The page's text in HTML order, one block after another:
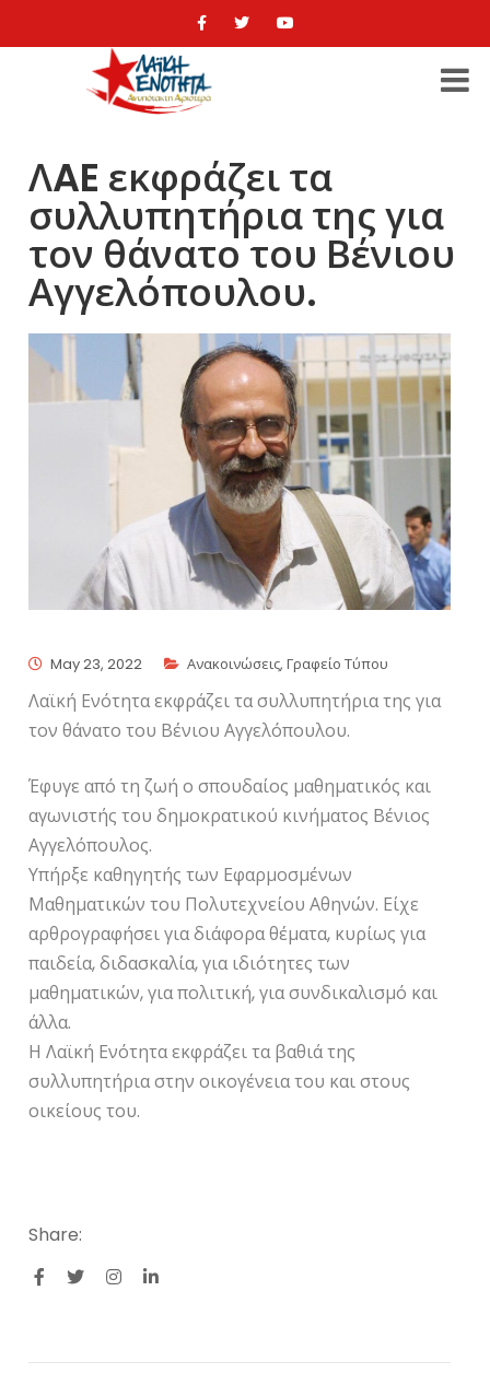
ΛAE εκφράζει τα
συλλυπητήρια της για
τον θάνατο του Βένιου
Αγγελόπουλου.
May 23, 2022 Ανακοινώσεις,Γραφείο Τύπου
Λαϊκή Ενότητα εκφράζει τα συλλυπητήρια της για
τον θάνατο του Βένιου Αγγελόπουλου.
Έφυγε από τη ζωή ο σπουδαίος μαθηματικός και
αγωνιστής του δημοκρατικού κινήματος Βένιος
Αγγελόπουλος.
Υπήρξε καθηγητής των Εφαρμοσμένων
Μαθηματικών του Πολυτεχνείου Αθηνών. Είχε
αρθρογραφήσει για διάφορα θέματα, κυρίως για
παιδεία, διδασκαλία, για ιδιότητες των
μαθηματικών, για πολιτική, για συνδικαλισμό και
άλλα.
Η Λαϊκή Ενότητα εκφράζει τα βαθιά της
συλλυπητήρια στην οικογένεια του και στους
οικείους του.
Share: